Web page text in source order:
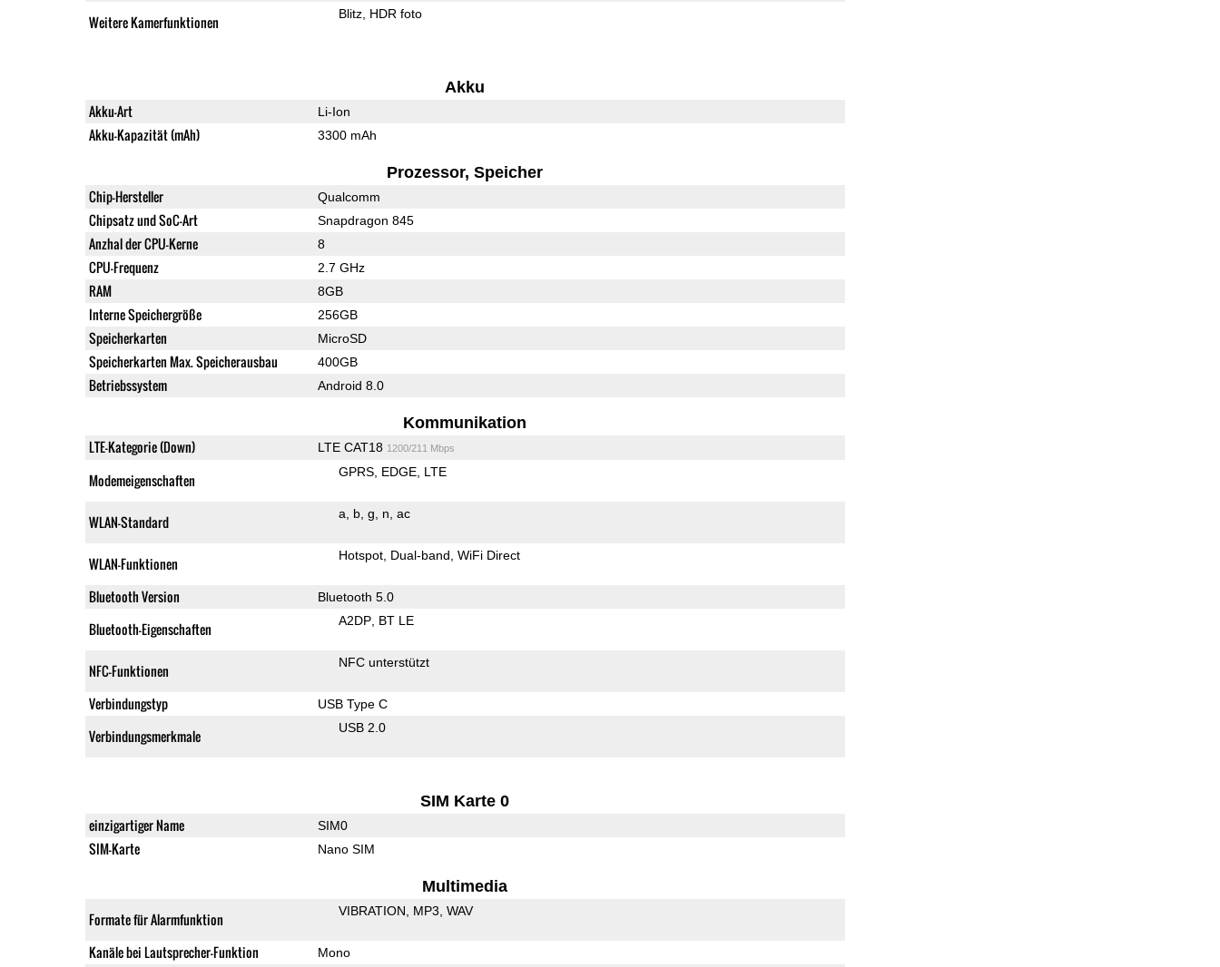
Weitere Kamerfunktionen Blitz HDR foto
Akku
Akku-Art Li-Ion
Akku-Kapazität (mAh) 3300 mAh
Prozessor, Speicher
Chip-Hersteller Qualcomm
Chipsatz und SoC-Art Snapdragon 845
Anzhal der CPU-Kerne 8
CPU-Frequenz 2.7 GHz
RAM 8GB
Interne Speichergröße 256GB
Speicherkarten MicroSD
Speicherkarten Max. Speicherausbau 400GB
Betriebssystem Android 8.0
Kommunikation
LTE-Kategorie (Down) LTE CAT18 1200/211 Mbps
Modemeigenschaften GPRS EDGE LTE
WLAN-Standard a b g n ac
WLAN-Funktionen Hotspot Dual-band WiFi Direct
Bluetooth Version Bluetooth 5.0
Bluetooth-Eigenschaften A2DP BT LE
NFC-Funktionen NFC unterstützt
Verbindungstyp USB Type C
Verbindungsmerkmale USB 2.0
SIM Karte 0
einzigartiger Name SIM0
SIM-Karte Nano SIM
Multimedia
Formate für Alarmfunktion VIBRATION MP3 WAV
Kanäle bei Lautsprecher-Funktion Mono